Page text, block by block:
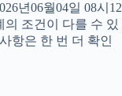
년06월04일 08시12
조건이 다를 수 있
항은 한 번 더 확인